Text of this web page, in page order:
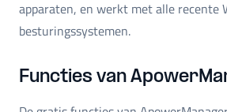
apparaten, en werkt met alle recente
besturingssystemen.
Functies van